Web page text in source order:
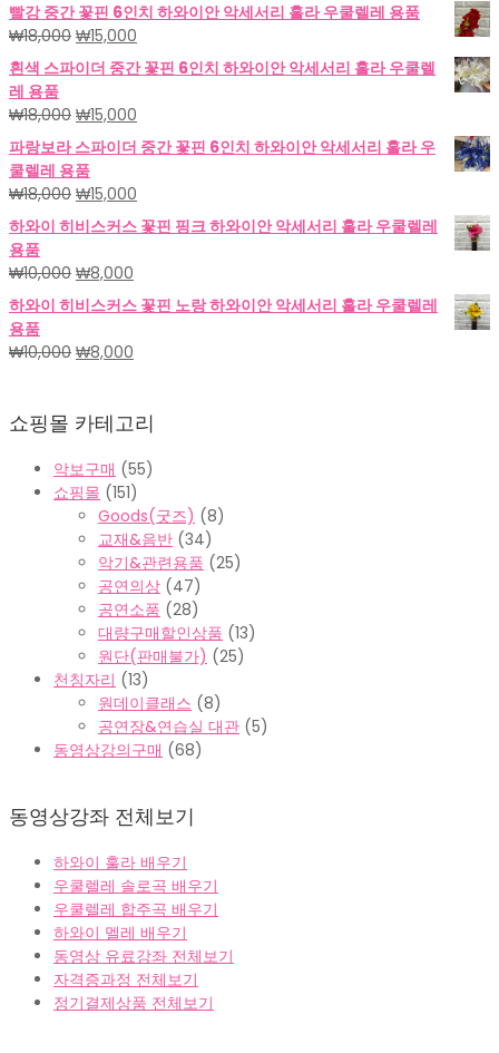
빨강 중간 꽃핀 6인치 하와이안 악세서리 훌라 우쿨렐레 용품
₩18,000 원
래
가
격:
₩18,000.
₩15,000
재
가
₩15,000.
흰색 스파이더 중간 꽃핀 6인치 하와이안 악세서리 훌라 우쿨렐
레 용품
₩18,000 원
래
가
격:
₩18,000.
₩15,000
재
가
₩15,000.
파랑보라 스파이더 중간 꽃핀 6인치 하와이안 악세서리 훌라 우
쿨렐레 용품
₩18,000 원
래
가
격:
₩18,000.
₩15,000
재
가
하와이 히비스커스 꽃핀 핑크 하와이안 악세서리 훌라 우쿨렐레
용품
₩10,000 원
래
가
격:
₩10,000.
₩8,000
재
가
₩8,000.
하와이 히비스커스 꽃핀 노랑 하와이안 악세서리 훌라 우쿨렐레
용품
₩10,000 원
격:
₩8,000
격:
쇼핑몰 카테고리
악보구매 (55)
쇼핑몰 (151)
Goods(굿즈) (8)
교재&음반 (34)
악기&관련용품 (25)
공연의상 (47)
공연소품 (28)
대량구매할인상품 (13)
원단(판매불가) (25)
천칭자리 (13)
원데이클래스 (8)
공연장&연습실 대관 (5)
동영상강의구매 (68)
동영상강좌 전체보기
하와이 훌라 배우기
우쿨렐레 솔로곡 배우기
우쿨렐레 합주곡 배우기
하와이 멜레 배우기
동영상 유료강좌 전체보기
자격증과정 전체보기
정기결제상품 전체보기